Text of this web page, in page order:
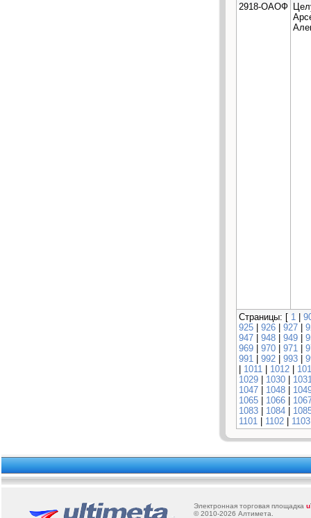
2918-ОАОФ
Страницы: [ 1 |
925 | 926 | 927 |
947 | 948 | 949 |
969 | 970 | 971 |
991 | 992 | 993 |
| 1011 | 1012 |
1029 | 1030 |
1047 | 1048 |
1065 | 1066 |
1083 | 1084 |
1101 | 1102 | 1103
Электронная торговая площадка u
© 2010-2026 Алтимета